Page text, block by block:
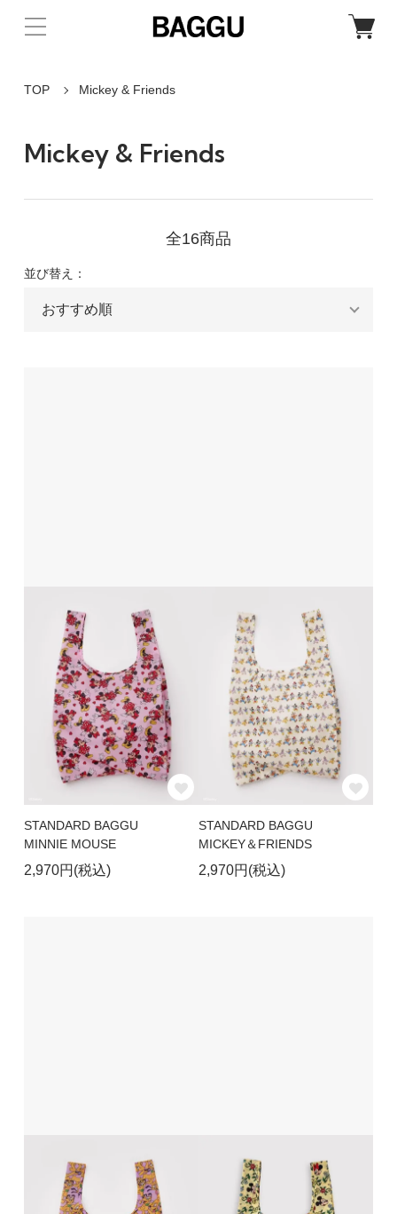
TOP Mickey & Friends
Mickey & Friends
全16商品
並び替え：
STANDARD BAGGU
MINNIE MOUSE
2,970円(税込)
STANDARD BAGGU
MICKEY＆FRIENDS
2,970円(税込)